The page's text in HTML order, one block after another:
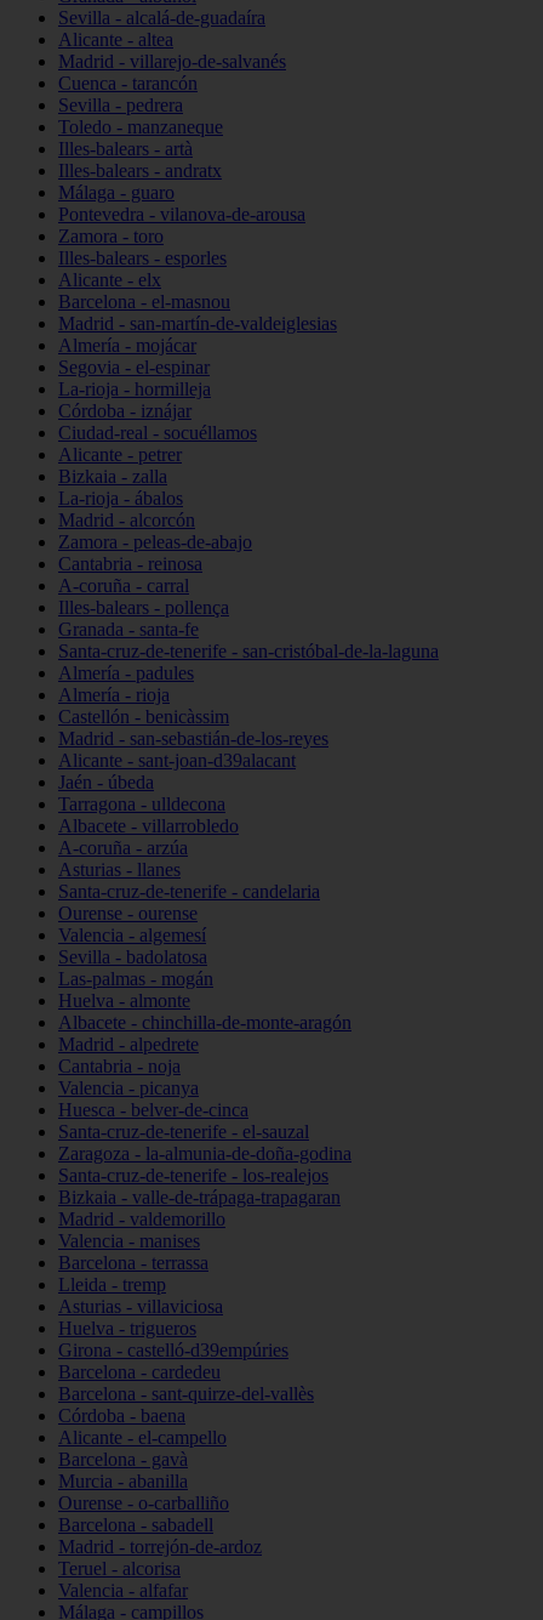
Sevilla - alcalá-de-guadaíra
Alicante - altea
Madrid - villarejo-de-salvanés
Cuenca - tarancón
Sevilla - pedrera
Toledo - manzaneque
Illes-balears - artà
Illes-balears - andratx
Málaga - guaro
Pontevedra - vilanova-de-arousa
Zamora - toro
Illes-balears - esporles
Alicante - elx
Barcelona - el-masnou
Madrid - san-martín-de-valdeiglesias
Almería - mojácar
Segovia - el-espinar
La-rioja - hormilleja
Córdoba - iznájar
Ciudad-real - socuéllamos
Alicante - petrer
Bizkaia - zalla
La-rioja - ábalos
Madrid - alcorcón
Zamora - peleas-de-abajo
Cantabria - reinosa
A-coruña - carral
Illes-balears - pollença
Granada - santa-fe
Santa-cruz-de-tenerife - san-cristóbal-de-la-laguna
Almería - padules
Almería - rioja
Castellón - benicàssim
Madrid - san-sebastián-de-los-reyes
Alicante - sant-joan-d39alacant
Jaén - úbeda
Tarragona - ulldecona
Albacete - villarrobledo
A-coruña - arzúa
Asturias - llanes
Santa-cruz-de-tenerife - candelaria
Ourense - ourense
Valencia - algemesí
Sevilla - badolatosa
Las-palmas - mogán
Huelva - almonte
Albacete - chinchilla-de-monte-aragón
Madrid - alpedrete
Cantabria - noja
Valencia - picanya
Huesca - belver-de-cinca
Santa-cruz-de-tenerife - el-sauzal
Zaragoza - la-almunia-de-doña-godina
Santa-cruz-de-tenerife - los-realejos
Bizkaia - valle-de-trápaga-trapagaran
Madrid - valdemorillo
Valencia - manises
Barcelona - terrassa
Lleida - tremp
Asturias - villaviciosa
Huelva - trigueros
Girona - castelló-d39empúries
Barcelona - cardedeu
Barcelona - sant-quirze-del-vallès
Córdoba - baena
Alicante - el-campello
Barcelona - gavà
Murcia - abanilla
Ourense - o-carballiño
Barcelona - sabadell
Madrid - torrejón-de-ardoz
Teruel - alcorisa
Valencia - alfafar
Málaga - campillos